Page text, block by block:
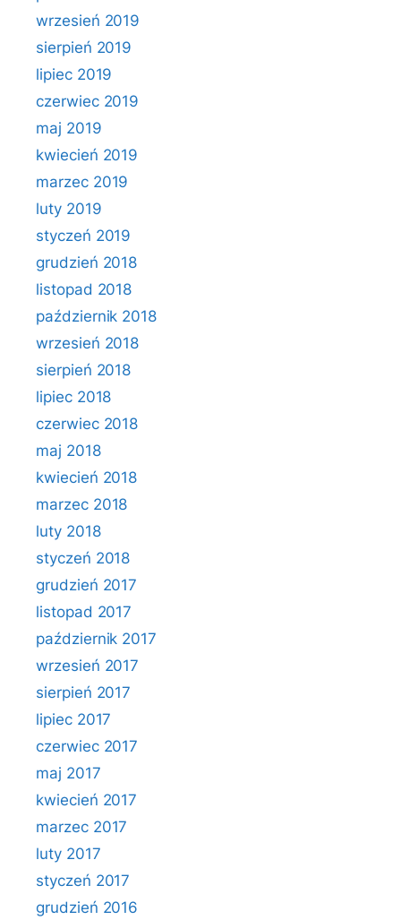
wrzesień 2019
sierpień 2019
lipiec 2019
czerwiec 2019
maj 2019
kwiecień 2019
marzec 2019
luty 2019
styczeń 2019
grudzień 2018
listopad 2018
październik 2018
wrzesień 2018
sierpień 2018
lipiec 2018
czerwiec 2018
maj 2018
kwiecień 2018
marzec 2018
luty 2018
styczeń 2018
grudzień 2017
listopad 2017
październik 2017
wrzesień 2017
sierpień 2017
lipiec 2017
czerwiec 2017
maj 2017
kwiecień 2017
marzec 2017
luty 2017
styczeń 2017
grudzień 2016